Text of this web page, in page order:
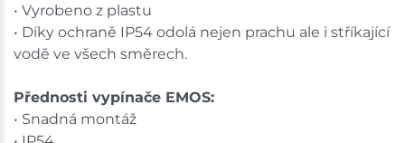
• Vyrobeno z plastu
• Díky ochraně IP54 odolá nejen prachu ale i stříkající
vodě ve všech směrech.
Přednosti vypínače EMOS:
• Snadná montáž